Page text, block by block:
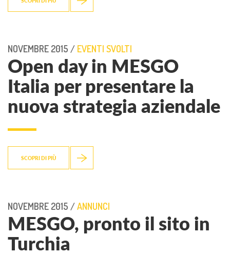
NOVEMBRE 2015 / EVENTI SVOLTI
Open day in MESGO
Italia per presentare la
nuova strategia aziendale
SCOPRI DI PIÙ
NOVEMBRE 2015 /ANNUNCI
MESGO, pronto il sito in
Turchia